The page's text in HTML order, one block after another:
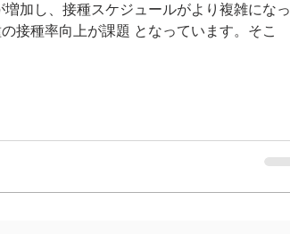
加し、接種スケジュールがより複雑になっ
接種率向上が課題 となっています。そこ